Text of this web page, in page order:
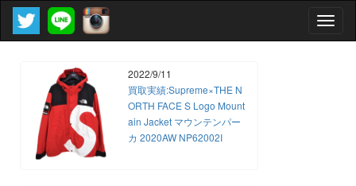
Toggle
2022/9/11
買取実績:Supreme×THE N
ORTH FACE S Logo Mount
ain Jacket マウンテンパー
カ 2020AW NP62002I